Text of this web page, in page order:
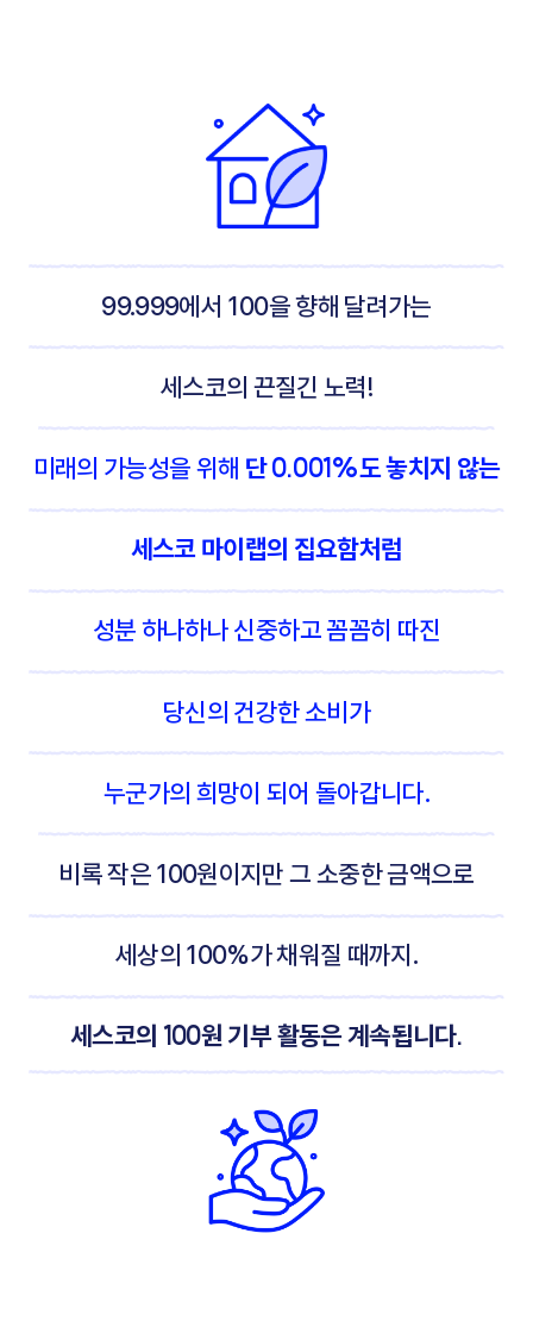
99.999에서 100을 향해 달려가는
세스코의 끈질긴 노력!
미래의 가능성을 위해 단 0.001%도 놓치지 않는
세스코 마이랩의 집요함처럼
성분 하나하나 신중하고 꼼꼼히 따진
당신의 건강한 소비가
누군가의 희망이 되어 돌아갑니다.
비록 작은 100원이지만 그 소중한 금액으로
세상의 100%가 채워질 때까지.
세스코의 100원 기부 활동은 계속됩니다.